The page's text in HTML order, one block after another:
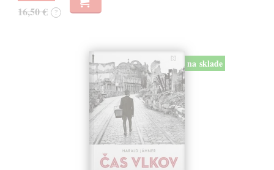
16,50 € ?
na sklade